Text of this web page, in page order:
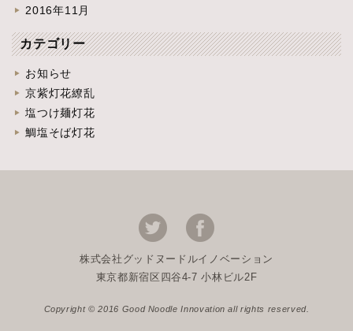
2016年11月
カテゴリー
お知らせ
京紫灯花繚乱
塩つけ麺灯花
鯛塩そば灯花
株式会社グッドヌードルイノベーション
東京都新宿区四谷4-7 小林ビル2F
Copyright © 2016 Good Noodle Innovation all rights reserved.